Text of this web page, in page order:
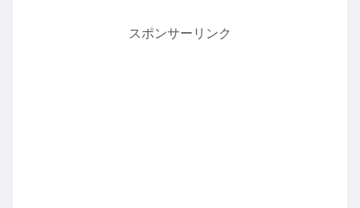
スポンサーリンク